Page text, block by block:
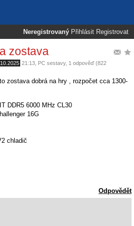
Neregistrovaný Přihlásit Registrovat
zostava
21:13 PC sestavy, 1 odpověď (822
zostava dobrá na hry , rozpočet cca 1300-
DDR5 6000 MHz CL30
16G
chladič
Odpovědět